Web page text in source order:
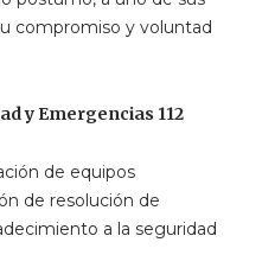
compromiso y voluntad
y Emergencias 112
de equipos
de resolución de
a la seguridad